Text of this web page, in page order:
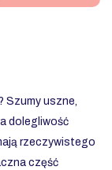
Szumy uszne,
dolegliwość
rzeczywistego
część